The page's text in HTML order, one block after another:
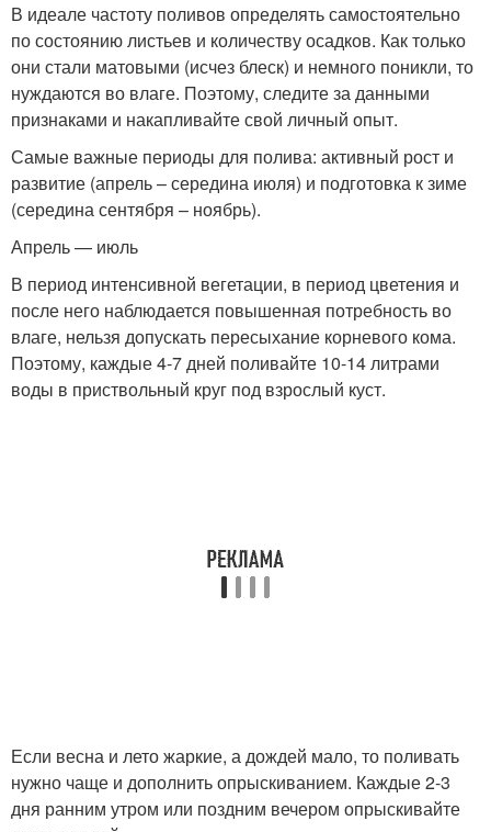
В идеале частоту поливов определять самостоятельно
по состоянию листьев и количеству осадков. Как только
они стали матовыми (исчез блеск) и немного поникли, то
нуждаются во влаге. Поэтому, следите за данными
признаками и накапливайте свой личный опыт.
Самые важные периоды для полива: активный рост и
развитие (апрель – середина июля) и подготовка к зиме
(середина сентября – ноябрь).
Апрель — июль
В период интенсивной вегетации, в период цветения и
после него наблюдается повышенная потребность во
влаге, нельзя допускать пересыхание корневого кома.
Поэтому, каждые 4-7 дней поливайте 10-14 литрами
воды в приствольный круг под взрослый куст.
Если весна и лето жаркие, а дождей мало, то поливать
нужно чаще и дополнить опрыскиванием. Каждые 2-3
дня ранним утром или поздним вечером опрыскивайте